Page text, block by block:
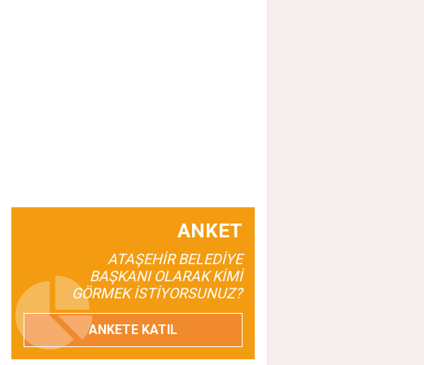
ANKET
ATAŞEHİR BELEDİYE
BAŞKANI OLARAK KİMİ
GÖRMEK İSTİYORSUNUZ?
ANKETE KATIL